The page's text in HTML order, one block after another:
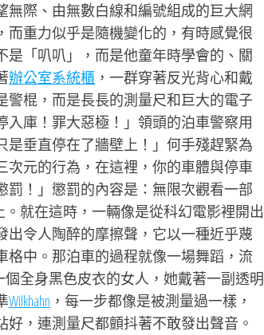
際、由無數白線和編號組成的巨大網
重力似乎是隨機變化的，有時感覺很
「叭叭」，而是他童年時學會的、關
辦公室系統櫃 ，一群穿著反光背心和戴
警棍，而是長長的測量尺和巨大的電子
庫！罪大惡極！」領頭的泊車警察用
垂直停在了牆壁上！」何手殘趕緊為
次元的行為，在這裡，你的車體與停車
！」懲罰的內容是：無限次觀看一部
就在這時，一輛像是從科幻電影裡開出
令人陶醉的摩擦聲，它以一種近乎蔑
中。那泊車的過程就像一場舞蹈，流
全身黑色皮衣的女人，她戴著一副透明
Wilkhahn ，每一步都像是被測量過一樣，
，連測量尺都顫抖著不敢發出聲音。